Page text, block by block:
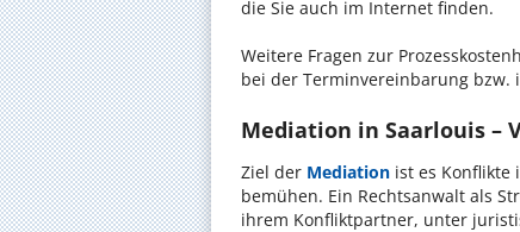
die Sie auch im Internet finden.
Weitere Fragen zur
bei der Terminvereinbarung bzw.
Mediation in Saarlouis –
Ziel der Mediation ist es Konflikte
bemühen. Ein Rechtsanwalt als
ihrem Konfliktpartner, unter